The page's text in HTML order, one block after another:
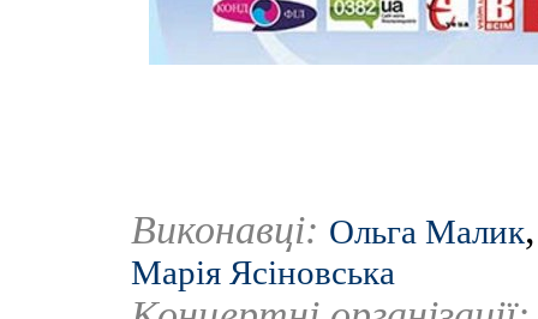
Виконавці: Ольга Малик
Марія Ясіновська